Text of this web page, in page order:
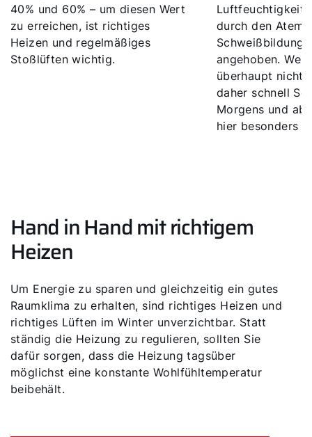
40% und 60% – um diesen Wert
zu erreichen, ist richtiges
Heizen und regelmäßiges
Stoßlüften wichtig.
Luftfeuchtigkeit
durch den
Schweißbildung
angehoben. Wer
überhaupt nicht
daher schnell
Morgens und
hier besonders
Hand in Hand mit richtigem
Heizen
Um Energie zu sparen und gleichzeitig ein gutes
Raumklima zu erhalten, sind richtiges Heizen und
richtiges Lüften im Winter unverzichtbar. Statt
ständig die Heizung zu regulieren, sollten Sie
dafür sorgen, dass die Heizung tagsüber
möglichst eine konstante Wohlfühltemperatur
beibehält.